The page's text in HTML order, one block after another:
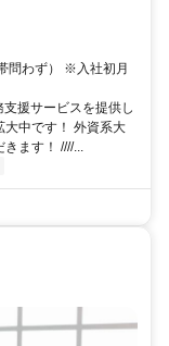
問わず） ※入社初月
援サービスを提供し
大中です！ 外資系大
ます！ ////...